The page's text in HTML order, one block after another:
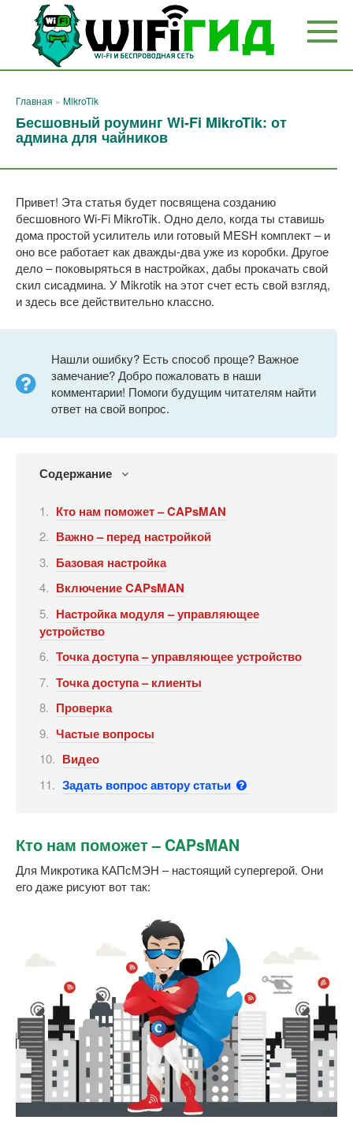
Перейти
контенту
Главная » MikroTik
Бесшовный роуминг Wi-Fi MikroTik: от
админа для чайников
Привет! Эта статья будет посвящена созданию
бесшовного Wi-Fi MikroTik. Одно дело, когда ты ставишь
дома простой усилитель или готовый MESH комплект – и
оно все работает как дважды-два уже из коробки. Другое
дело – поковыряться в настройках, дабы прокачать свой
скил сисадмина. У Mikrotik на этот счет есть свой взгляд,
и здесь все действительно классно.
Нашли ошибку? Есть способ проще? Важное
замечание? Добро пожаловать в наши
комментарии! Помоги будущим читателям найти
ответ на свой вопрос.
Содержание
Кто нам поможет – CAPsMAN
Важно – перед настройкой
Базовая настройка
Включение CAPsMAN
Настройка модуля – управляющее
устройство
Точка доступа – управляющее устройство
Точка доступа – клиенты
Проверка
Частые вопросы
Видео
Задать вопрос автору статьи
Кто нам поможет – CAPsMAN
Для Микротика КАПсМЭН – настоящий супергерой. Они
его даже рисуют вот так: